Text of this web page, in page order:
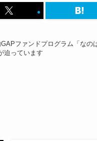
GAPファンドプログラム「なの
迫っています